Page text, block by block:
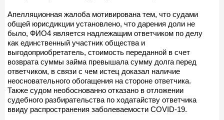
Апелляционная жалоба мотивирована тем, что судами
общей юрисдикции установлено, что дарения доли не
было, ФИО4 является надлежащим ответчиком по делу
как единственный участник общества и
выгодоприобретатель, стоимость переданной в счет
возврата суммы займа превышала сумму долга перед
ответчиком, в связи с чем истец доказал наличие
неосновательного обогащения на стороне ответчика.
Также судом необоснованно отказано в отложении
судебного разбирательства по ходатайству ответчика
ввиду распространения заболеваемости COVID-19.